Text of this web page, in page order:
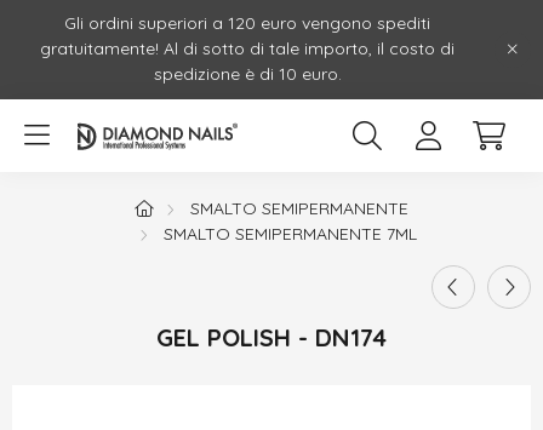
Gli ordini superiori a 120 euro vengono spediti
gratuitamente! Al di sotto di tale importo, il costo di
spedizione è di 10 euro.
SMALTO SEMIPERMANENTE
SMALTO SEMIPERMANENTE 7ML
GEL POLISH - DN174